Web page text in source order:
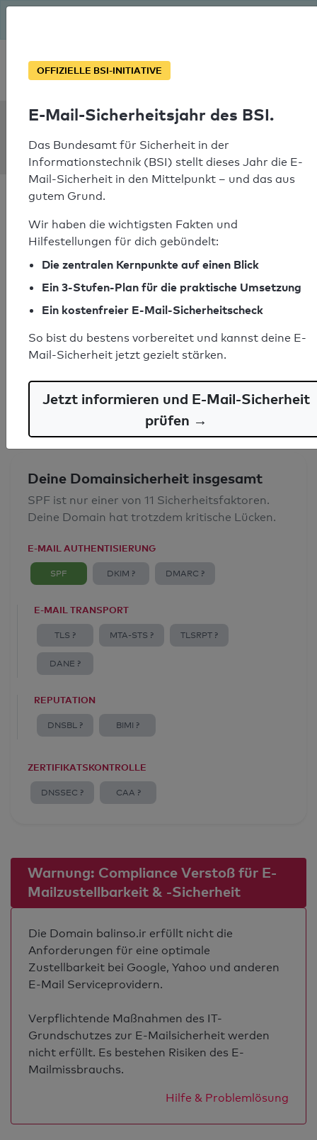
Soforthilfe bei Notfällen
balinso.ir
SPF-Check bestanden
Ihr SPF-Record Prüfergebnis
Syntaxprüfung: 0 Fehler
E-Mail-Spoofingschutz: Gut
Deine Domainsicherheit insgesamt
SPF ist nur einer von 11 Sicherheitsfaktoren.
Deine Domain hat trotzdem kritische Lücken.
E-MAIL AUTHENTISIERUNG
SPF DKIM ? DMARC ?
E-MAIL TRANSPORT
TLS ? MTA-STS ? TLSRPT ?
DANE ?
REPUTATION
DNSBL ? BIMI ?
ZERTIFIKATSKONTROLLE
DNSSEC ? CAA ?
Warnung: Compliance Verstoß für E-
Mailzustellbarkeit & -Sicherheit
Die Domain balinso.ir erfüllt nicht die
Anforderungen für eine optimale
Zustellbarkeit bei Google, Yahoo und anderen
E-Mail Serviceprovidern.
Verpflichtende Maßnahmen des IT-
Grundschutzes zur E-Mailsicherheit werden
nicht erfüllt. Es bestehen Risiken des E-
Mailmissbrauchs.
Hilfe & Problemlösung
OFFIZIELLE BSI-INITIATIVE
E-Mail-Sicherheitsjahr des BSI.
Das Bundesamt für Sicherheit in der
Informationstechnik (BSI) stellt dieses Jahr die E-
Mail-Sicherheit in den Mittelpunkt – und das aus
gutem Grund.
Wir haben die wichtigsten Fakten und
Hilfestellungen für dich gebündelt:
Die zentralen Kernpunkte auf einen Blick
Ein 3-Stufen-Plan für die praktische Umsetzung
Ein kostenfreier E-Mail-Sicherheitscheck
So bist du bestens vorbereitet und kannst deine E-
Mail-Sicherheit jetzt gezielt stärken.
Jetzt informieren und E-Mail-Sicherheit
prüfen →